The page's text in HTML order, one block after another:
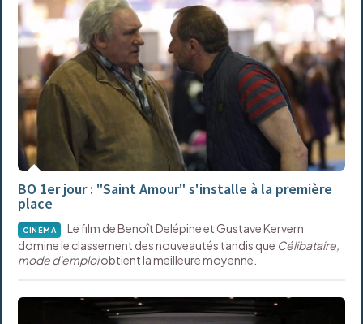
BO 1er jour : "Saint Amour" s'installe à la première
place
CINÉMA
Le film de Benoît Delépine et Gustave Kervern
domine le classement des nouveautés tandis que Célibataire,
mode d'emploiobtient la meilleure moyenne.